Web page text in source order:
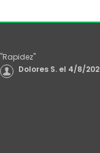
"Rapidez"
Dolores S. el 4/8/